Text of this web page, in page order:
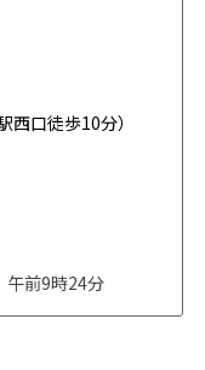
口徒歩10分）
午前9時24分